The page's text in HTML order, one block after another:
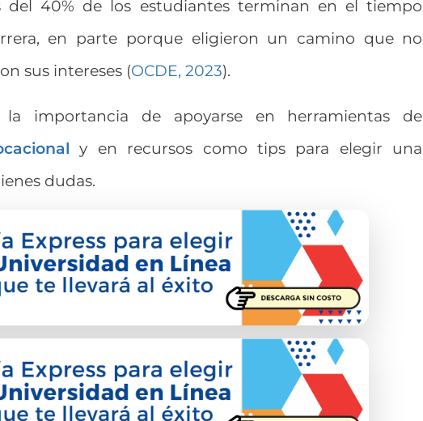
del 40% de los estudiantes terminan en el tiempo
en parte porque eligieron un camino que no
sus intereses (OCDE, 2023).
la importancia de apoyarse en herramientas de
y en recursos como tips para elegir una
dudas.